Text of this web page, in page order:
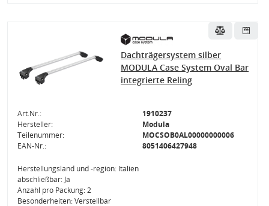
Dachträgersystem silber
MODULA Case System Oval Bar
integrierte Reling
Art.Nr.:
1910237
Hersteller:
Modula
Teilenummer:
MOCSOB0AL00000000006
EAN-Nr.:
8051406427948
Herstellungsland und -region: Italien
abschließbar: Ja
Anzahl pro Packung: 2
Besonderheiten: Verstellbar